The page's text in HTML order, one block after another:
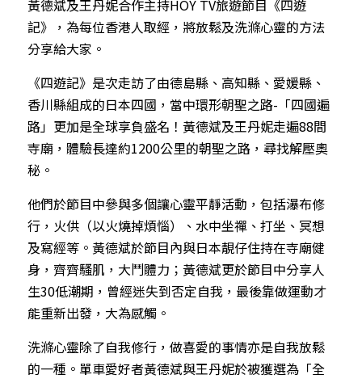
黃德斌及王丹妮合作主持HOY TV旅遊節目《四遊
記》，為每位香港人取經，將放鬆及洗滌心靈的方法
分享給大家。
《四遊記》是次走訪了由德島縣、高知縣、愛媛縣、
香川縣組成的日本四國，當中環形朝聖之路-「四國遍
路」更加是全球享負盛名！黃德斌及王丹妮走遍88間
寺廟，體驗長達約1200公里的朝聖之路，尋找解壓奧
秘。
他們於節目中參與多個讓心靈平靜活動，包括瀑布修
行，火供（以火燒掉煩惱）、水中坐禪、打坐、冥想
及寫經等。黃德斌於節目內與日本靚仔住持在寺廟健
身，齊齊騷肌，大鬥體力；黃德斌更於節目中分享人
生30低潮期，曾經迷失到否定自我，最後靠做運動才
能重新出發，大為感觸。
洗滌心靈除了自我修行，做喜愛的事情亦是自我放鬆
的一種。單車愛好者黃德斌與王丹妮於被獲選為「全